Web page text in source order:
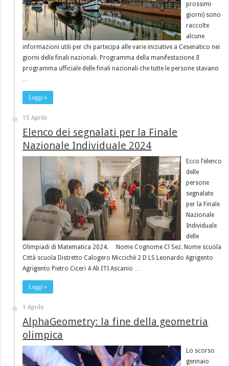
prossimi
giorni) sono
raccolte
alcune
informazioni utili per chi partecipa alle varie iniziative a Cesenatico nei
giorni delle finali nazionali. Programma della manifestazione Il
programma ufficiale delle finali nazionali che tutte le persone stavano
…
Leggi »
15 Aprile
Elenco dei segnalati per la Finale
Nazionale Individuale 2024
Ecco l’elenco
delle
persone
segnalate
per la Finale
Nazionale
Individuale
delle
Olimpiadi di Matematica 2024. Nome Cognome Cl Sez. Nome scuola
Città scuola Distretto Calogero Miccichè 2 D LS Leonardo Agrigento
Agrigento Pietro Ciceri 4 Ali ITI Ascanio …
Leggi »
1 Aprile
AlphaGeometry: la fine della geometria
olimpica
Lo scorso
gennaio